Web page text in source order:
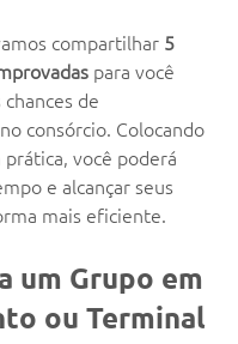
compartilhar 5
para você
de
consórcio. Colocando
prática, você poderá
e alcançar seus
mais eficiente.
um Grupo em
ou Terminal